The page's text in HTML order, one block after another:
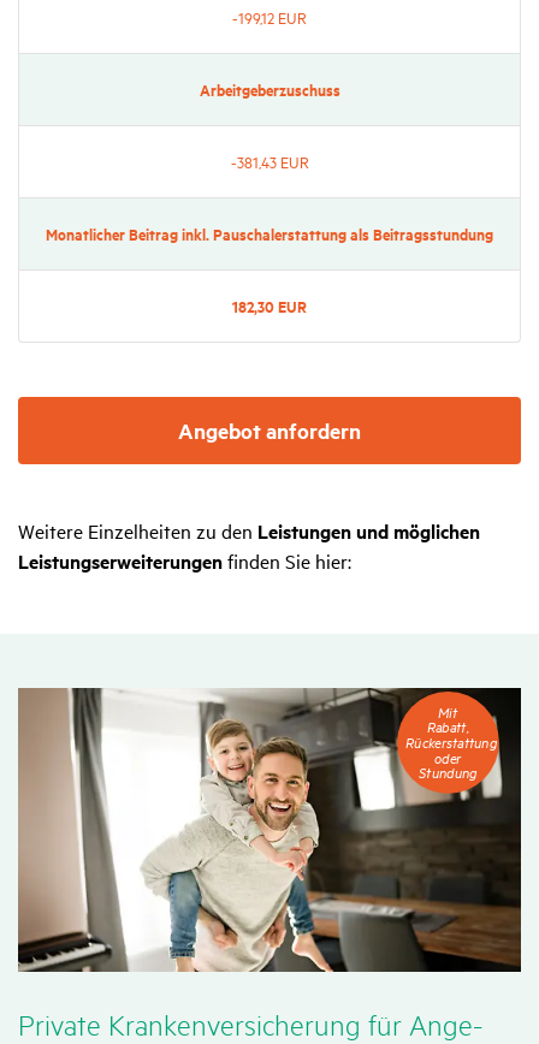
-199,12 EUR
Arbeit­ge­ber­zu­schuss
-381,43 EUR
Monat­li­cher Beitrag inkl. Pauscha­ler­stat­tung als Beitrags­stun­dung
182,30 EUR
Angebot anfordern
Weitere Einzelheiten zu den Leistungen und möglichen
Leistungserweiterungenfinden Sie hier:
Private Kran­ken­ver­si­che­rung für Ange­
Mit
Rabatt,
Rückerstattung
Stundung
Mit
Rabatt,
Rückerstattung
oder
Stundung